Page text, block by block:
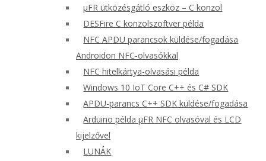
μFR ütközésgátló eszköz – C konzol
DESFire C konzolszoftver példa
NFC APDU parancsok küldése/fogadása
Androidon NFC-olvasókkal
NFC hitelkártya-olvasási példa
Windows 10 IoT Core C++ és C# SDK
APDU-parancs C++ SDK küldése/fogadása
Arduino példa μFR NFC olvasóval és LCD
kijelzővel
LUNÁK